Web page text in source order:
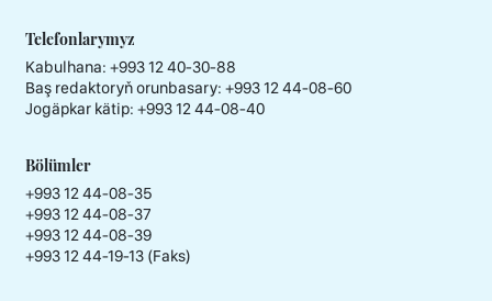
Telefonlarymyz
Kabulhana: +993 12 40-30-88
Baş redaktoryň orunbasary: +993 12 44-08-60
Jogäpkar kätip: +993 12 44-08-40
Bölümler
+993 12 44-08-35
+993 12 44-08-37
+993 12 44-08-39
+993 12 44-19-13 (Faks)